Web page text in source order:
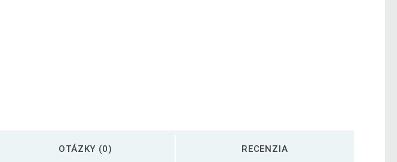
OTÁZKY (0) RECENZIA